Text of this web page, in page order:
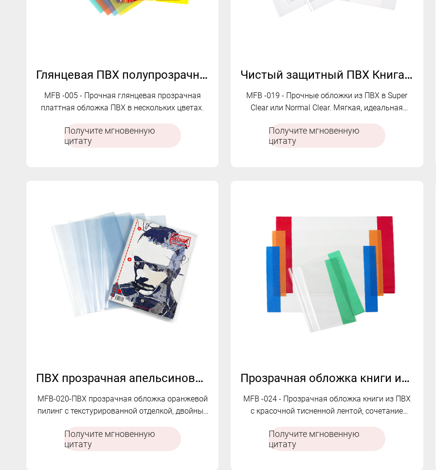
Глянцевая ПВХ полупрозрачные обложки MFB-005
MFB -005 - Прочная глянцевая прозрачная
платтная обложка ПВХ в нескольких цветах.
Получите мгновенную
цитату
Чистый защитный ПВХ Книга охватывает MFB-019
MFB -019 - Прочные обложки из ПВХ в Super
Clear или Normal Clear. Мягкая, идеальная
Получите мгновенную
цитату
ПВХ прозрачная апельсиновая кожура текстурированная обложка книги MFB-020
MFB-020-ПВХ прозрачная обложка оранжевой
пилинг с текстурированной отделкой, двойные
и простой идентификации.
Получите мгновенную
цитату
Прозрачная обложка книги из ПВХ с красочной тисненной лентой MFB-024
MFB -024 - Прозрачная обложка книги из ПВХ
с красочной тисненной лентой, сочетание
стиля.
Получите мгновенную
цитату